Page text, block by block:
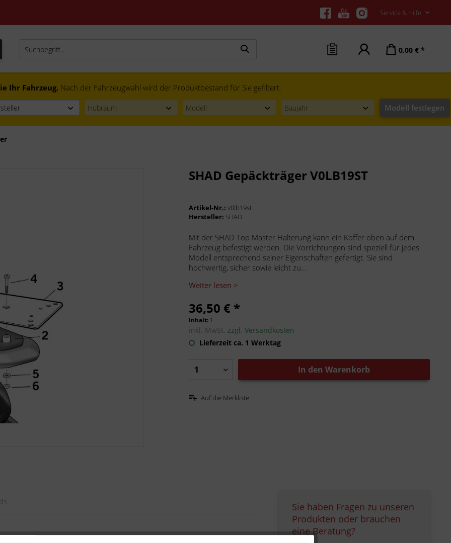
Service & Hilfe
0,00 € *
Ihr Fahrzeug. Nach der Fahrzeugwahl wird der Produktbestand für Sie gefiltert.
Modell festlegen
SHAD Gepäckträger V0LB19ST
Artikel-Nr.:v0lb19st
Hersteller: SHAD
Mit der SHAD Top Master Halterung kann ein Koffer oben auf dem
Fahrzeug befestigt werden. Die Vorrichtungen sind speziell für jedes
Modell entsprechend seiner Eigenschaften gefertigt. Sie sind
hochwertig, sicher sowie leicht zu...
Weiter lesen >
36,50 € *
Inhalt: 1
inkl. MwSt.zzgl. Versandkosten
Lieferzeit ca. 1 Werktag
In den Warenkorb
Auf die Merkliste
Sie haben Fragen zu unseren
Produkten oder brauchen
eine Beratung?